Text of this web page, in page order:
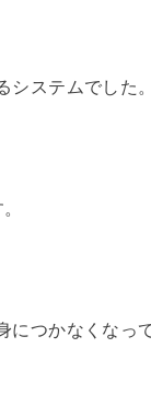
ステムでした。
につかなくなっ